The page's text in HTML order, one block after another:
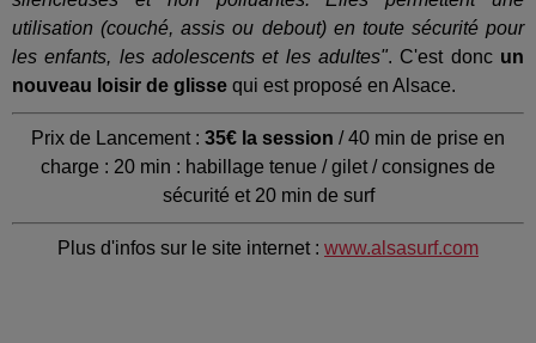
utilisation (couché, assis ou debout) en toute sécurité pour
les enfants, les adolescents et les adultes". C'est doncun
nouveau loisir de glisse qui est proposé en Alsace.
Prix de Lancement : 35€ la session /40 min de prise en
charge : 20 min : habillage tenue / gilet / consignes de
sécurité et 20 min de surf
Plus d'infos sur le site internet : www.alsasurf.com